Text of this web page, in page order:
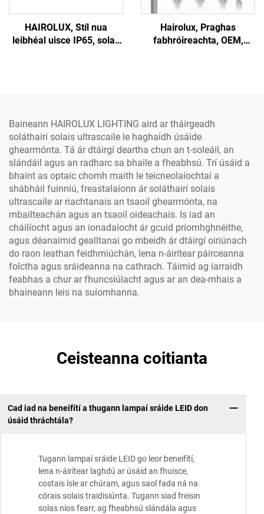
HAIROLUX, Stíl nua
leibhéal uisce IP65, solas
Hairolux, Praghas
fabhróireachta, OEM,
Baineann HAIROLUX LIGHTING aird ar tháirgeadh
soláthairí solais ultrascaile le haghaidh úsáide
ghearmónta. Tá ár dtáirgí deartha chun an t-soleáil, an
slándáil agus an radharc sa bhaile a fheabhsú. Trí úsáid a
bhaint as optaic chomh maith le teicneolaíochtaí a
shábháil fuinniú, freastalaíonn ár soláthairí solais
ultrascaile ar riachtanais an tsaoil ghearmónta, na
mbailteachán agus an tsaoil oideachais. Is iad an
cháilíocht agus an ionadaíocht ár gcuid príomhghnéithe,
agus déanaimid gealltanai go mbeidh ár dtáirgí oiriúnach
do raon leathan feidhmiúchán, lena n-áirítear páirceanna
folctha agus sráideanna na cathrach. Táimid ag iarraidh
feabhas a chur ar fhuncsiúlacht agus ar an dea-mhais a
bhaineann leis na suíomhanna.
Ceisteanna coitianta
Cad iad na beneifítí a thugann lampaí sráide LEID don
úsáid thráchtála?
Tugann lampaí sráide LEID go leor beneifítí,
lena n-áirítear laghdú ar úsáid an fhuisce,
costais ísle ar chúram, agus saol fada ná na
córais solais traidisiúnta. Tugann siad freisin
solas níos fearr, ag fheabhsú slándála agus